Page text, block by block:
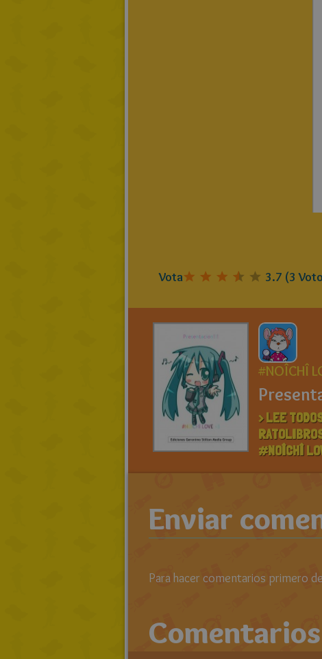
Vota 3.7 (3
#NOÎCHÎ
> LEE
#NOÎCHÎ
Enviar
Para hacer comentarios primero
Comentarios